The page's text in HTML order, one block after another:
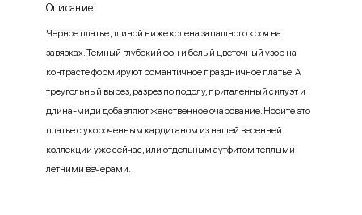
Описание
Черное платье длиной ниже колена запашного кроя на
завязках. Темный глубокий фон и белый цветочный узор на
контрасте формируют романтичное праздничное платье. А
треугольный вырез, разрез по подолу, приталенный силуэт и
длина-миди добавляют женственное очарование. Носите это
платье с укороченным кардиганом из нашей весенней
коллекции уже сейчас, или отдельным аутфитом теплыми
летними вечерами.